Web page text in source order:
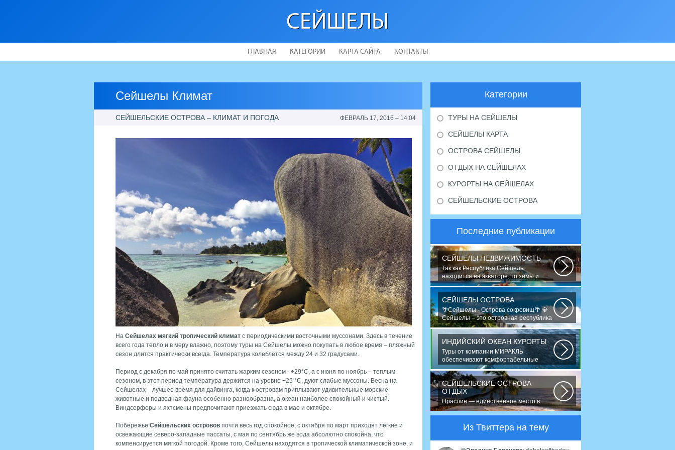
СЕЙШЕЛЫ
ГЛАВНАЯ КАТЕГОРИИ КАРТА САЙТА КОНТАКТЫ
Сейшелы Климат
СЕЙШЕЛЬСКИЕ ОСТРОВА – КЛИМАТ И ПОГОДА ФЕВРАЛЬ 17, 2016 – 14:04
На Сейшелах мягкий тропический климатс периодическими восточными муссонами. Здесь в течение
всего года тепло и в меру влажно, поэтому туры на Сейшелы можно покупать в любое время – пляжный
сезон длится практически всегда. Температура колеблется между 24 и 32 градусами.
Период с декабря по май принято считать жарким сезоном - +29°C, а с июня по ноябрь – теплым
сезоном, в этот период температура держится на уровне +25 °C, дуют слабые муссоны. Весна на
Сейшелах – лучшее время для дайвинга, когда к островам приплывают удивительные морские
животные и подводная фауна особенно разнообразна, а океан наиболее спокойный и чистый.
Виндсерферы и яхтсмены предпочитают приезжать сюда в мае и октябре.
Побережье Сейшельских острововпочти весь год спокойное, с октября по март приходят легкие и
освежающие северо-западные пассаты, с мая по сентябрь же вода абсолютно спокойна, что
компенсируется мягкой погодой. Кроме того, Сейшелы находятся в тропической климатической зоне, и
Категории
ТУРЫ НА СЕЙШЕЛЫ
СЕЙШЕЛЫ КАРТА
ОСТРОВА СЕЙШЕЛЫ
ОТДЫХ НА СЕЙШЕЛАХ
КУРОРТЫ НА СЕЙШЕЛАХ
СЕЙШЕЛЬСКИЕ ОСТРОВА
Последние публикации
СЕЙШЕЛЫ НЕДВИЖИМОСТЬ
Так как Республика Сейшелы
находится на экваторе, то зимы и
снега не знает...
СЕЙШЕЛЫ ОСТРОВА
🌴Сейшелы - Острова сокровищ🌴 💎
Сейшелы – это островная республика
в Индийском...
ИНДИЙСКИЙ ОКЕАН КУРОРТЫ
Туры от компании МИРАКЛЬ
обеспечивают комфортабельные
путешествия в 120...
СЕЙШЕЛЬСКИЕ ОСТРОВА
ОТДЫХ
Праслин — единственное место в
мире, где растёт морской кокос «коко-
де-мер»...
Из Твиттера на тему